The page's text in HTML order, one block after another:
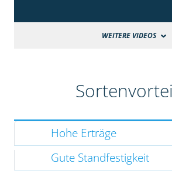
WEITERE VIDEOS
Hohe Erträge
Gute Standfestigkeit